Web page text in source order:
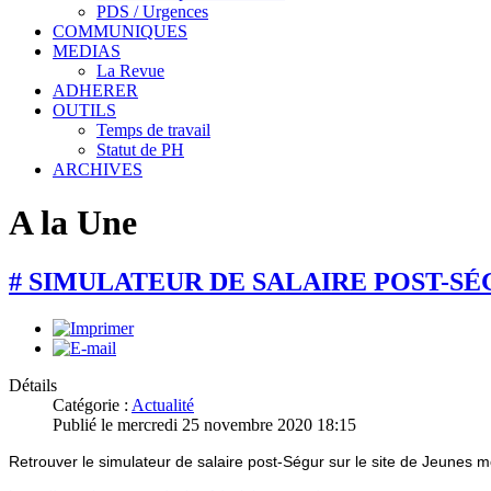
PDS / Urgences
COMMUNIQUES
MEDIAS
La Revue
ADHERER
OUTILS
Temps de travail
Statut de PH
ARCHIVES
A la Une
# SIMULATEUR DE SALAIRE POST-
Détails
Catégorie : Actualité
Publié le mercredi 25 novembre 2020 18:15
Retrouver le simulateur de salaire post-Ségur sur le site de Jeunes